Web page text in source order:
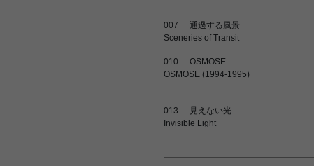
007
通過する風景
Sceneries of Transit
010
OSMOSE
OSMOSE (1994-1995)
013
見えない光
Invisible Light